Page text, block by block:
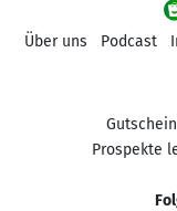
Über uns Podcast
Prospekte